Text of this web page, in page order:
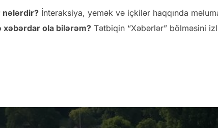
nələrdir? İnteraksiya, yemək və içkilər haqqında
xəbərdar ola bilərəm? Tətbiqin “Xəbərlər” bölməsini